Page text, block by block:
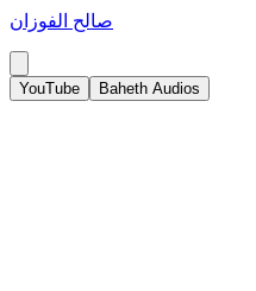
صالح الفوزان
YouTube Baheth Audios